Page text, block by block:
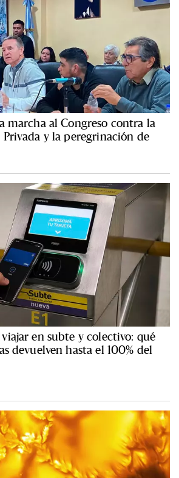
marcha al Congreso contra la
y la peregrinación de
en subte y colectivo: qué
devuelven hasta el 100% del